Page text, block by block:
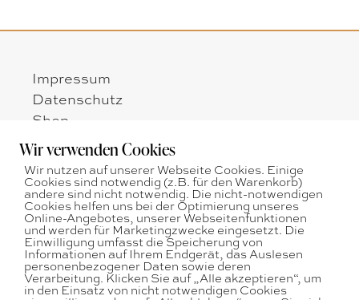
Impressum
Datenschutz
Shop
Zahlungsarten
Versandarten
Widerrufsbelehrung
AGB
Öffnungszeiten:
Montag - Freitag
nach telefonischer Vereinbarung
Tel: + 43 664 75036546
Wir verwenden Cookies
Wir nutzen auf unserer Webseite Cookies. Einige
Cookies sind notwendig (z.B. für den Warenkorb)
andere sind nicht notwendig. Die nicht-notwendigen
Cookies helfen uns bei der Optimierung unseres
Online-Angebotes, unserer Webseitenfunktionen
und werden für Marketingzwecke eingesetzt. Die
Einwilligung umfasst die Speicherung von
Informationen auf Ihrem Endgerät, das Auslesen
personenbezogener Daten sowie deren
Verarbeitung. Klicken Sie auf „Alle akzeptieren“, um
in den Einsatz von nicht notwendigen Cookies